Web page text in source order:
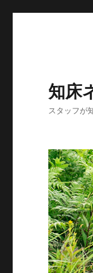
知床
スタッフが